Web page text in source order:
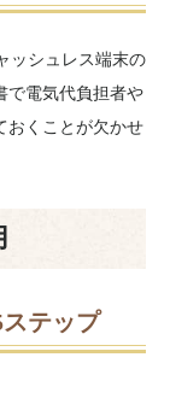
ッシュレス端末の
で電気代負担者や
おくことが欠かせ
テップ